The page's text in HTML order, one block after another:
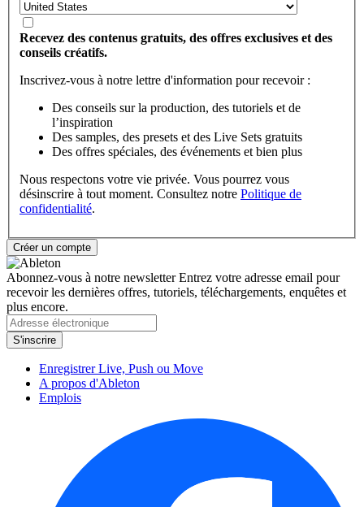
Recevez des contenus gratuits, des offres exclusives et des
conseils créatifs.
Inscrivez-vous à notre lettre d'information pour recevoir :
Des conseils sur la production, des tutoriels et de
l’inspiration
Des samples, des presets et des Live Sets gratuits
Des offres spéciales, des événements et bien plus
Nous respectons votre vie privée. Vous pourrez vous
désinscrire à tout moment. Consultez notre Politique de
confidentialité.
Abonnez-vous à notre newsletterEntrez votre adresse email pour
recevoir les dernières offres, tutoriels, téléchargements, enquêtes et
plus encore.
Enregistrer Live, Push ou Move
A propos d'Ableton
Emplois